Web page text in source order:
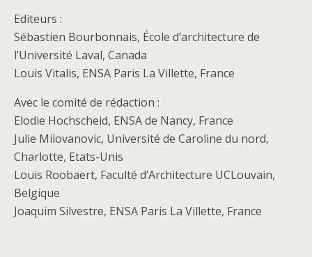
Editeurs :
Sébastien Bourbonnais, École d’architecture de
l’Université Laval, Canada
Louis Vitalis, ENSA Paris La Villette, France
Avec le comité de rédaction :
Elodie Hochscheid, ENSA de Nancy, France
Julie Milovanovic, Université de Caroline du nord,
Charlotte, Etats-Unis
Louis Roobaert, Faculté d’Architecture UCLouvain,
Belgique
Joaquim Silvestre, ENSA Paris La Villette, France